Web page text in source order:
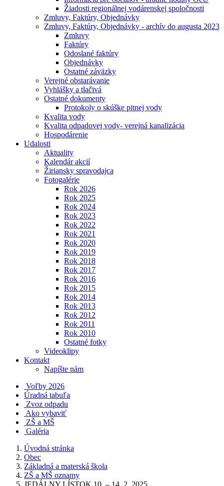
Žiadosti regionálnej vodárenskej spoločnosti
Zmluvy, Faktúry, Objednávky
Zmluvy, Faktúry, Objednávky - archív do augusta 2023
Zmluvy
Faktúry
Odoslané faktúry
Objednávky
Ostatné záväzky
Verejné obstarávanie
Vyhlášky a tlačivá
Ostatné dokumenty
Protokoly o skúške pitnej vody
Kvalita vody
Kvalita odpadovej vody- verejná kanalizácia
Hospodárenie
Udalosti
Aktuality
Kalendár akcií
Žiriansky spravodajca
Fotogalérie
Rok 2026
Rok 2025
Rok 2024
Rok 2023
Rok 2022
Rok 2021
Rok 2020
Rok 2019
Rok 2018
Rok 2017
Rok 2016
Rok 2015
Rok 2014
Rok 2013
Rok 2012
Rok 2011
Rok 2010
Ostatné fotky
Videoklipy
Kontakt
Napíšte nám
Voľby 2026
Úradná tabuľa
Zvoz odpadu
Ako vybaviť
ZŠ a MŠ
Galéria
Úvodná stránka
Obec
Základná a materská škola
ZŠ a MŠ oznamy
JEDÁLNY LÍSTOK 10. – 14. 2. 2025